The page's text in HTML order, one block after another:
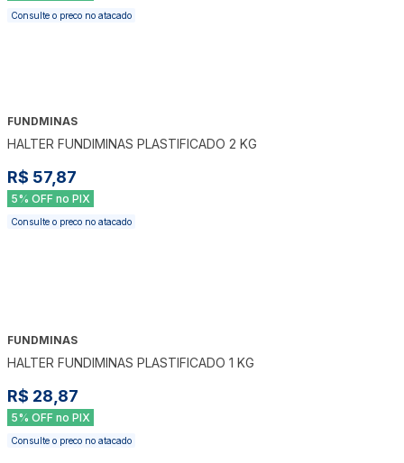
Consulte o preco no atacado
FUNDMINAS
HALTER FUNDIMINAS PLASTIFICADO 2 KG
R$ 57,87
5% OFF no PIX
Consulte o preco no atacado
FUNDMINAS
HALTER FUNDIMINAS PLASTIFICADO 1 KG
R$ 28,87
5% OFF no PIX
Consulte o preco no atacado